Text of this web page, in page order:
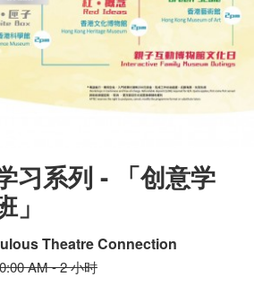
习系列 - 「创意学
Theatre Connection
AM - 2 小时